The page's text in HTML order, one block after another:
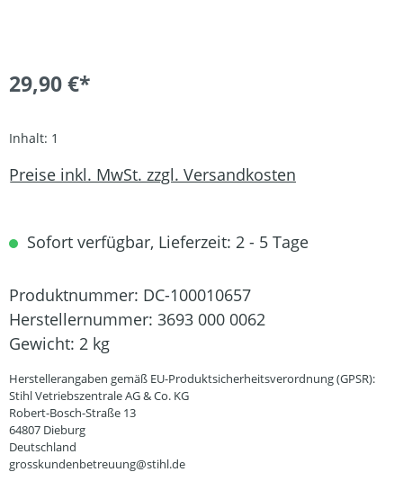
29,90 €*
Inhalt: 1
Preise inkl. MwSt. zzgl. Versandkosten
Sofort verfügbar, Lieferzeit: 2 - 5 Tage
Produktnummer: DC-100010657
Herstellernummer: 3693 000 0062
Gewicht: 2 kg
Herstellerangaben gemäß EU-Produktsicherheitsverordnung (GPSR):
Stihl Vetriebszentrale AG & Co. KG
Robert-Bosch-Straße 13
64807 Dieburg
Deutschland
grosskundenbetreuung@stihl.de